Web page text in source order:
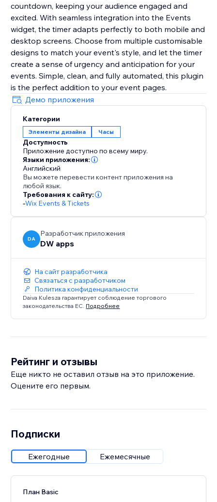
countdown, keeping your audience engaged and
excited. With seamless integration into the Events
widget, the timer adapts perfectly to both mobile and
desktop screens. Choose from multiple customisable
designs to match your event's style, and let the timer
create a sense of urgency and anticipation for your
events. Simple, clean, and fully automated, this plugin
is the perfect addition to your event pages.
Демо приложения
Категории
Элементы дизайна Часы
Доступность
Приложение доступно по всему миру.
Языки приложения:
Английский
Вы можете перевести контент приложения на
любой язык.
Требования к сайту:
-Wix Events & Tickets
DA
Разработчик приложения
DW apps
На сайт разработчика
Связаться с разработчиком
Политика конфиденциальности
Daiva Kulesza гарантирует соблюдение торгового
законодательства ЕС. Подробнее
Рейтинг и отзывы
Еще никто не оставил отзыв на это приложение.
Оцените его первым.
Подписки
Ежегодные Ежемесячные
План Basic